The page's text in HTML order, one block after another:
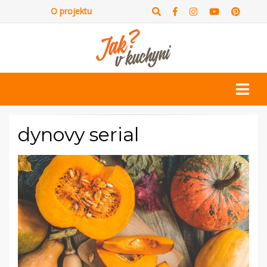
O projektu
dynovy serial